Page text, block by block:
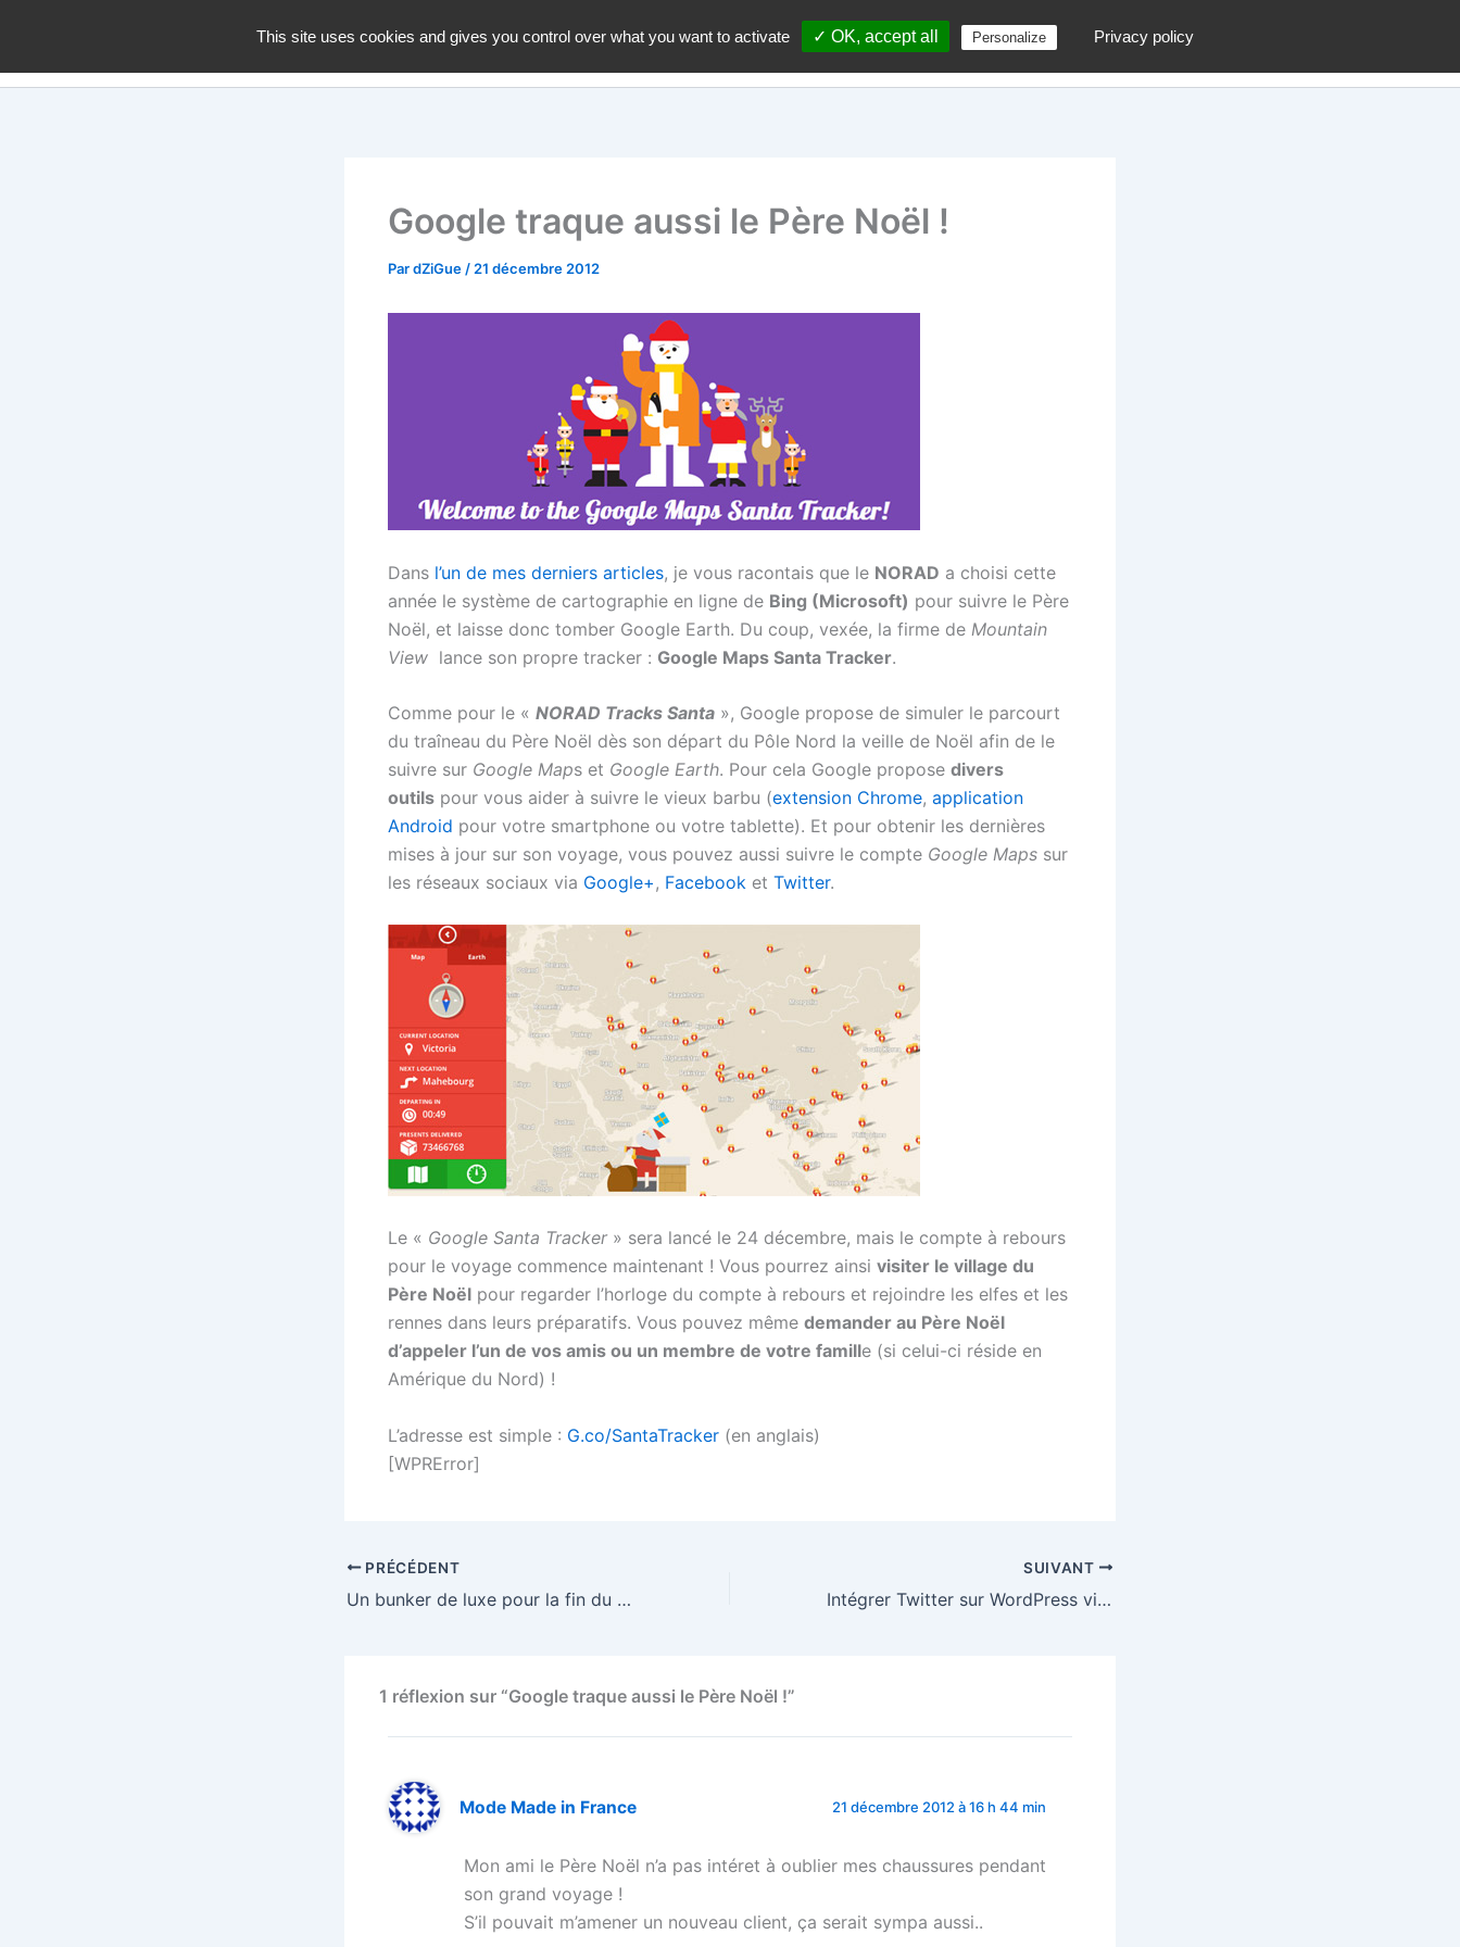
contenu
Accueil A propos du blog Contactez moi ! Archives
Google traque aussi le Père Noël !
PardZiGue / 21 décembre 2012
Dans l’un de mes derniers articles, je vous racontais que le NORAD a choisi cette
année le système de cartographie en ligne de Bing (Microsoft) pour suivre le Père
Noël, et laisse donc tomber Google Earth. Du coup, vexée, la firme de Mountain
View lance son propre tracker : Google Maps Santa Tracker.
Comme pour le « NORAD Tracks Santa », Google propose de simuler le parcourt
du traîneau du Père Noël dès son départ du Pôle Nord la veille de Noël afin de le
suivre sur Google Maps et Google Earth. Pour cela Google propose divers
outils pour vous aider à suivre le vieux barbu (extension Chrome, application
Android pour votre smartphone ou votre tablette). Et pour obtenir les dernières
mises à jour sur son voyage, vous pouvez aussi suivre le compte Google Maps sur
les réseaux sociaux via Google+, Facebook et Twitter.
Le « Google Santa Tracker» sera lancé le 24 décembre, mais le compte à rebours
pour le voyage commence maintenant ! Vous pourrez ainsi visiter le village du
Père Noël pour regarder l’horloge du compte à rebours et rejoindre les elfes et les
rennes dans leurs préparatifs. Vous pouvez même demander au Père Noël
d’appeler l’un de vos amis ou un membre de votre famille (si celui-ci réside en
Amérique du Nord) !
L’adresse est simple : G.co/SantaTracker (en anglais)
[WPRError]
PRÉCÉDENT
Un bunker de luxe pour la fin du monde
SUIVANT
Intégrer Twitter sur WordPress via php
1 réflexion sur “Google traque aussi le Père Noël !”
Mode Made in France 21 décembre 2012 à 16 h 44 min
Mon ami le Père Noël n’a pas intéret à oublier mes chaussures pendant
son grand voyage !
S’il pouvait m’amener un nouveau client, ça serait sympa aussi..
This site uses cookies and gives you control over what you want to activate ✓ OK, accept all Personalize Privacy policy